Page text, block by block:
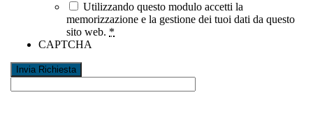
Utilizzando questo modulo accetti la
memorizzazione e la gestione dei tuoi dati da questo
sito web. *
CAPTCHA